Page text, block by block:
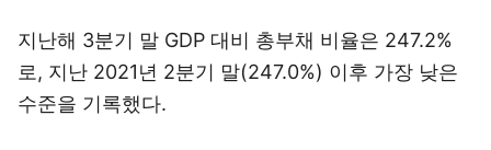
지난해 3분기 말 GDP 대비 총부채 비율은 247.2%
로, 지난 2021년 2분기 말(247.0%) 이후 가장 낮은
수준을 기록했다.